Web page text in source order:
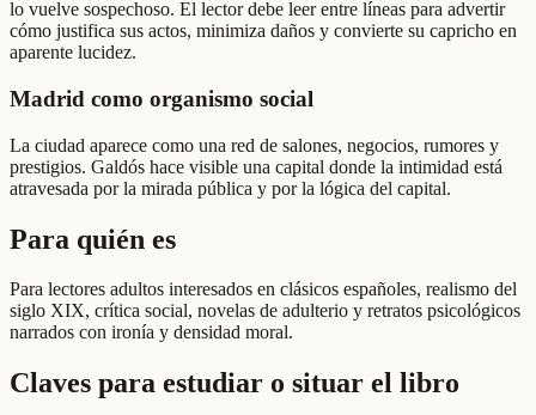
lo vuelve sospechoso. El lector debe leer entre líneas para advertir
cómo justifica sus actos, minimiza daños y convierte su capricho en
aparente lucidez.
Madrid como organismo social
La ciudad aparece como una red de salones, negocios, rumores y
prestigios. Galdós hace visible una capital donde la intimidad está
atravesada por la mirada pública y por la lógica del capital.
Para quién es
Para lectores adultos interesados en clásicos españoles, realismo del
siglo XIX, crítica social, novelas de adulterio y retratos psicológicos
narrados con ironía y densidad moral.
Claves para estudiar o situar el libro